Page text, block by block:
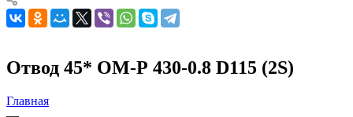
Отвод 45* ОМ-Р 430-0.8 D115 (2S)
Главная